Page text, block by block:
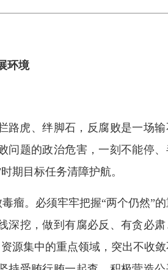
环境
路虎、绊脚石，反腐败是一场输
问题的政治危害，一刻不能停
期目标任务清障护航。
瘤。必须牢牢把握“两个仍然”
深挖，做到有腐必反、有贪必肃
源集中的重点领域，突出不收